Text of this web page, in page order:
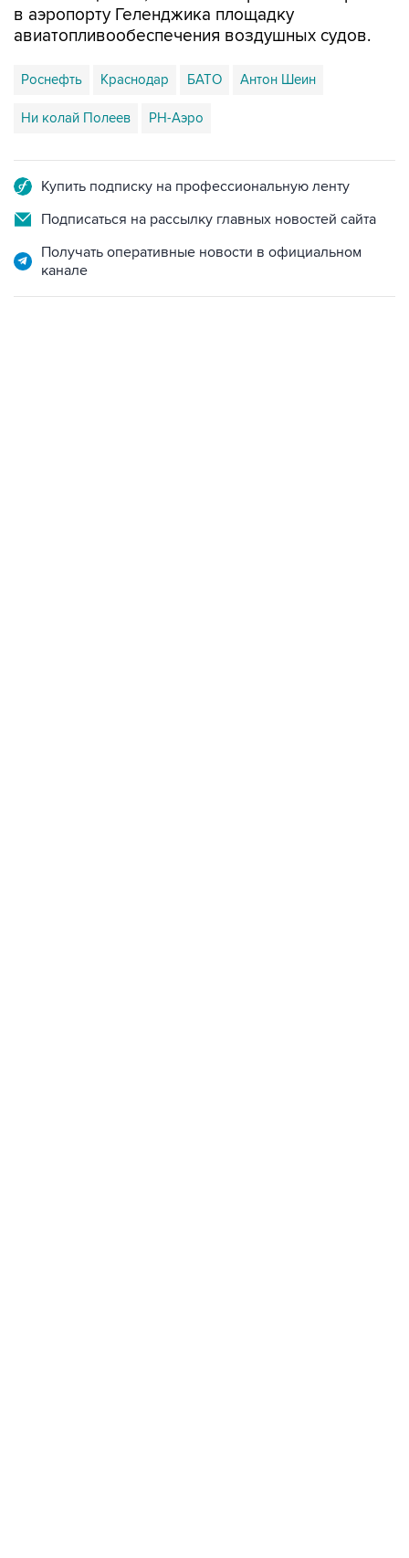
в аэропорту Геленджика площадку
авиатопливообеспечения воздушных судов.
Роснефть Краснодар БАТО Антон Шеин
Ни колай Полеев РН-Аэро
Купить подписку на профессиональную ленту
Подписаться на рассылку главных новостей сайта
Получать оперативные новости в официальном
канале